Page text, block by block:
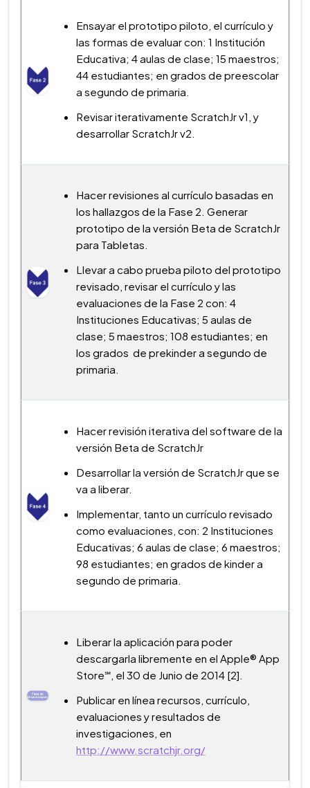
Ensayar el prototipo piloto, el currículo y
las formas de evaluar con: 1 Institución
Educativa; 4 aulas de clase; 15 maestros;
44 estudiantes; en grados de preescolar
a segundo de primaria.
Revisar iterativamente ScratchJr v1, y
desarrollar ScratchJr v2.
Hacer revisiones al currículo basadas en
los hallazgos de la Fase 2. Generar
prototipo de la versión Beta de ScratchJr
para Tabletas.
Llevar a cabo prueba piloto del prototipo
revisado, revisar el currículo y las
evaluaciones de la Fase 2 con: 4
Instituciones Educativas; 5 aulas de
clase; 5 maestros; 108 estudiantes; en
los grados de prekinder a segundo de
primaria.
Hacer revisión iterativa del software de la
versión Beta de ScratchJr
Desarrollar la versión de ScratchJr que se
va a liberar.
Implementar, tanto un currículo revisado
como evaluaciones, con: 2 Instituciones
Educativas; 6 aulas de clase; 6 maestros;
98 estudiantes; en grados de kinder a
segundo de primaria.
Liberar la aplicación para poder
descargarla libremente en el Apple® App
Store℠, el 30 de Junio de 2014 [2].
Publicar en línea recursos, currículo,
evaluaciones y resultados de
investigaciones, en
http://www.scratchjr.org/